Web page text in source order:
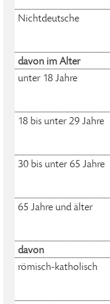
Nichtdeutsche
davon im Alter
unter 18 Jahre
18 bis unter 29 Jahre
30 bis unter 65 Jahre
65 Jahre und älter
davon
römisch-katholisch